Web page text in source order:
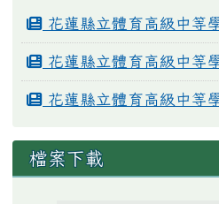
花蓮縣立體育高級中等
花蓮縣立體育高級中等
花蓮縣立體育高級中等
檔案下載